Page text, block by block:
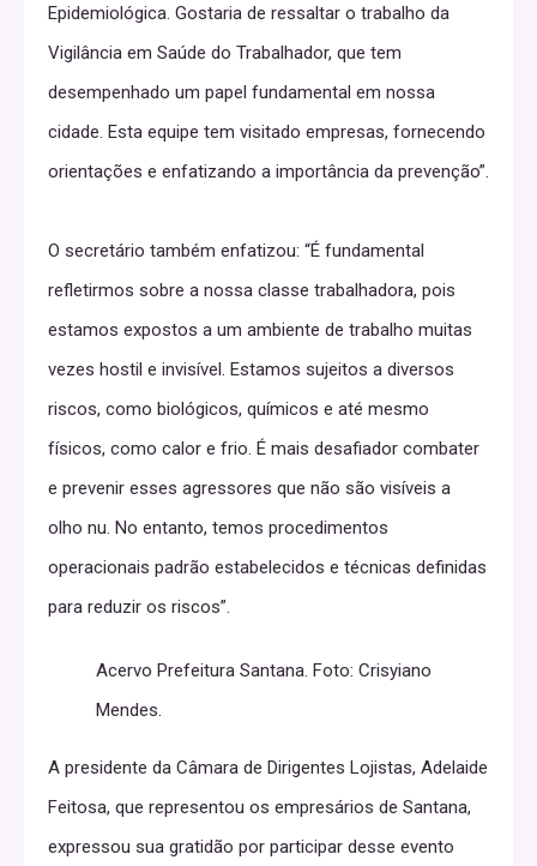
Epidemiológica. Gostaria de ressaltar o trabalho da
Vigilância em Saúde do Trabalhador, que tem
desempenhado um papel fundamental em nossa
cidade. Esta equipe tem visitado empresas, fornecendo
orientações e enfatizando a importância da prevenção”.
O secretário também enfatizou: “É fundamental
refletirmos sobre a nossa classe trabalhadora, pois
estamos expostos a um ambiente de trabalho muitas
vezes hostil e invisível. Estamos sujeitos a diversos
riscos, como biológicos, químicos e até mesmo
físicos, como calor e frio. É mais desafiador combater
e prevenir esses agressores que não são visíveis a
olho nu. No entanto, temos procedimentos
operacionais padrão estabelecidos e técnicas definidas
para reduzir os riscos”.
Acervo Prefeitura Santana. Foto: Crisyiano
Mendes.
A presidente da Câmara de Dirigentes Lojistas, Adelaide
Feitosa, que representou os empresários de Santana,
expressou sua gratidão por participar desse evento